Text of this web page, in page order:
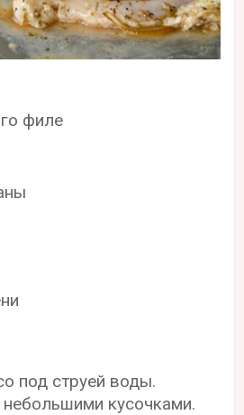
филе
под струей воды.
кусочками.